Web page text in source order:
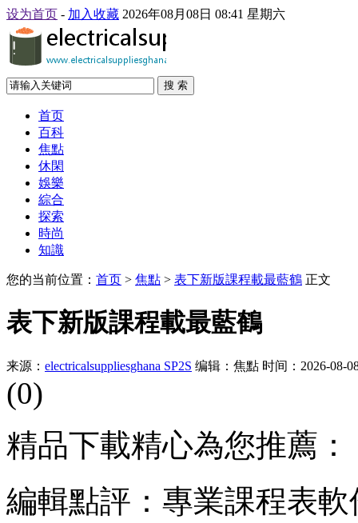
设为首页 - 加入收藏 2026年08月08日 08:41 星期六
搜 索
首页
百科
焦點
休閑
娛樂
綜合
探索
時尚
知識
您的当前位置： 首页 > 焦點 > 表下新版課程載最藍鶴 正文
表下新版課程載最藍鶴
来源： electricalsuppliesghana SP2S 编辑：焦點 时间：2026-08-
(0)
精品下載精心為您推薦：
編輯點評：專業課程表軟